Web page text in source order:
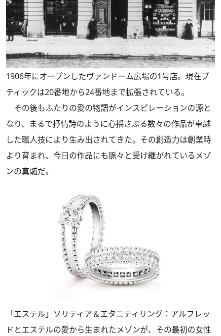
1906年にオープンしたヴァンドーム広場の1号店。現在ブ
ティックは20番地から24番地まで拡張されている。
その後もふたりの愛の物語がインスピレーションの源と
なり、まるで抒情詩のように心揺さぶる数々の作品が卓越
した職人技により生み出されてきた。その創造力は創業時
より育まれ、今日の作品にも脈々と受け継がれているメゾ
ンの真髄だ。
「エステル」ソリティア＆エタニティリング：アルフレッ
ドとエステルの愛から生まれたメゾンが、その最初の女性